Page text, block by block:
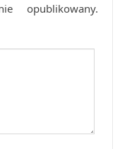
opublikowany.